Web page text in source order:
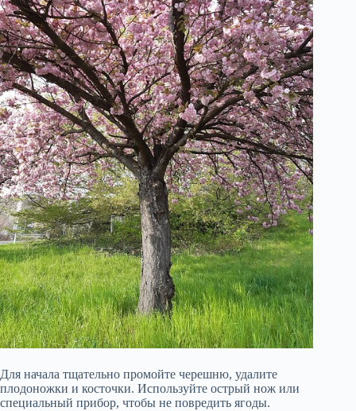
Для начала тщательно промойте черешню, удалите
плодоножки и косточки. Используйте острый нож или
специальный прибор, чтобы не повредить ягоды.